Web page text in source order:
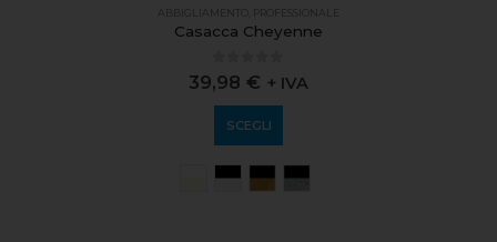
ABBIGLIAMENTO PROFESSIONALE
Casacca Cheyenne
0out of 5
39,98 € + IVA
SCEGLI